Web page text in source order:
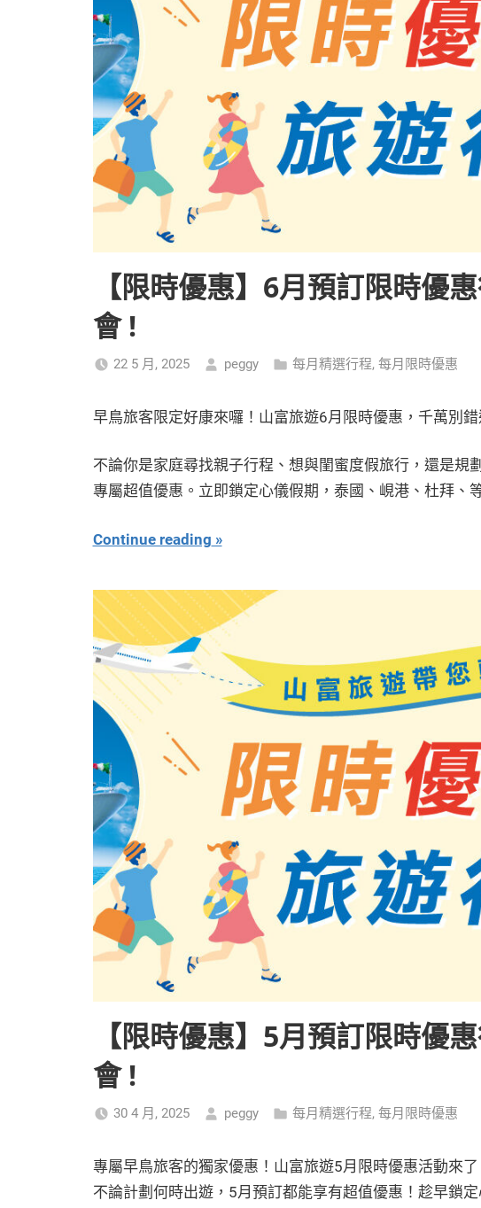
【限時優惠】6月預訂限時優
會 !
22 5 月, 2025 peggy 每月精選行程, 每月限時優惠
早鳥旅客限定好康來囉！山富旅遊6月限時優惠，千萬別錯
不論你是家庭尋找親子行程、想與閨蜜度假旅行，還是規
專屬超值優惠。立即鎖定心儀假期，泰國、峴港、杜拜、
Continue reading
【限時優惠】5月預訂限時優
會 !
30 4 月, 2025 peggy 每月精選行程, 每月限時優惠
專屬早鳥旅客的獨家優惠！山富旅遊5月限時優惠活動來了
不論計劃何時出遊，5月預訂都能享有超值優惠！趁早鎖